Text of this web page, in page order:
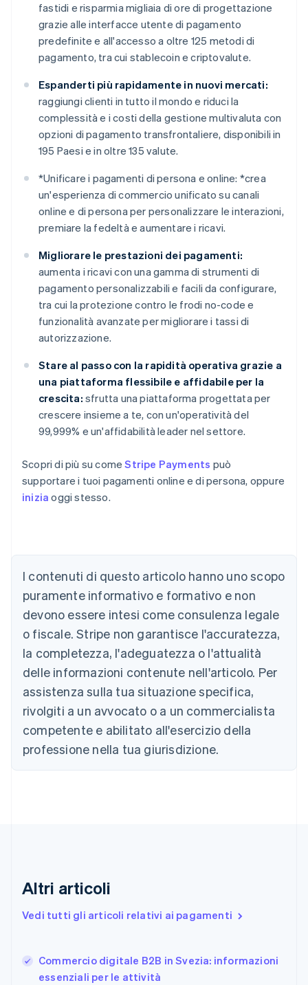
fastidi e risparmia migliaia di ore di progettazione
grazie alle interfacce utente di pagamento
predefinite e all'accesso a oltre 125 metodi di
pagamento, tra cui stablecoin e criptovalute.
Espanderti più rapidamente in nuovi mercati:
raggiungi clienti in tutto il mondo e riduci la
complessità e i costi della gestione multivaluta con
opzioni di pagamento transfrontaliere, disponibili in
195 Paesi e in oltre 135 valute.
*Unificare i pagamenti di persona e online: *crea
un'esperienza di commercio unificato su canali
online e di persona per personalizzare le interazioni,
premiare la fedeltà e aumentare i ricavi.
Migliorare le prestazioni dei pagamenti:
aumenta i ricavi con una gamma di strumenti di
pagamento personalizzabili e facili da configurare,
tra cui la protezione contro le frodi no-code e
funzionalità avanzate per migliorare i tassi di
autorizzazione.
Stare al passo con la rapidità operativa grazie a
una piattaforma flessibile e affidabile per la
crescita: sfrutta una piattaforma progettata per
crescere insieme a te, con un'operatività del
99,999% e un'affidabilità leader nel settore.
Scopri di più su comeStripe Payments può
supportare i tuoi pagamenti online e di persona, oppure
inizia oggi stesso.
I contenuti di questo articolo hanno uno scopo
puramente informativo e formativo e non
devono essere intesi come consulenza legale
o fiscale. Stripe non garantisce l'accuratezza,
la completezza, l'adeguatezza o l'attualità
delle informazioni contenute nell'articolo. Per
assistenza sulla tua situazione specifica,
rivolgiti a un avvocato o a un commercialista
competente e abilitato all'esercizio della
professione nella tua giurisdizione.
Altri articoli
Vedi tutti gli articoli relativi ai pagamenti
Commercio digitale B2B in Svezia: informazioni
essenziali per le attività
English
Austria
Deutsch English
Belgio
NederlandsFrançaisDeutschEnglish
PortuguêsEnglish
Bulgaria
English
Canada
English Français
Cina continentale
Cipro
English
EnglishSvenska
FrançaisEnglish
Giappone
日本語English